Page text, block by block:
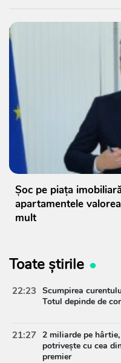
Șoc pe piața
apartamentele
mult
Toate știrile
22:23 Scumpirea
Totul depinde de
21:27 2 miliarde pe
potrivește cu cea
premier